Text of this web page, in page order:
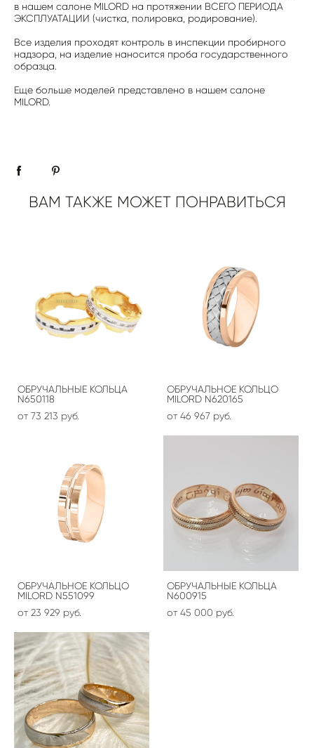
в нашем салоне MILORD на протяжении ВСЕГО ПЕРИОДА
ЭКСПЛУАТАЦИИ (чистка, полировка, родирование).
Все изделия проходят контроль в инспекции пробирного
надзора, на изделие наносится проба государственного
образца.
Еще больше моделей представлено в нашем салоне
MILORD.
ВАМ ТАКЖЕ МОЖЕТ ПОНРАВИТЬСЯ
ОБРУЧАЛЬНЫЕ КОЛЬЦА
N650118
от 73 213 pуб.
ОБРУЧАЛЬНОЕ КОЛЬЦО
MILORD N620165
от 46 967 pуб.
ОБРУЧАЛЬНОЕ КОЛЬЦО
MILORD N551099
от 23 929 pуб.
ОБРУЧАЛЬНЫЕ КОЛЬЦА
N600915
от 45 000 pуб.